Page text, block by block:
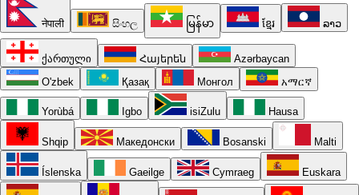
नेपाली සිංහල မြန်မာ ខ្មែរ ລາວ
ქართული Հայերեն
Azərbaycan
O'zbek
Қазақ Монгол አማርኛ
Yorùbá Igbo isiZulu Hausa
Shqip Македонски Bosanski Malti
Íslenska Gaeilge Cymraeg Euskara